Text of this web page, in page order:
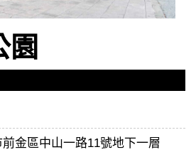
園
前金區中山一路11號地下一層